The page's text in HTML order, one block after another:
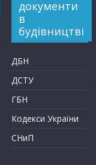
документи
в
будівництві
ДБН
ДСТУ
ГБН
Кодекси України
СНиП